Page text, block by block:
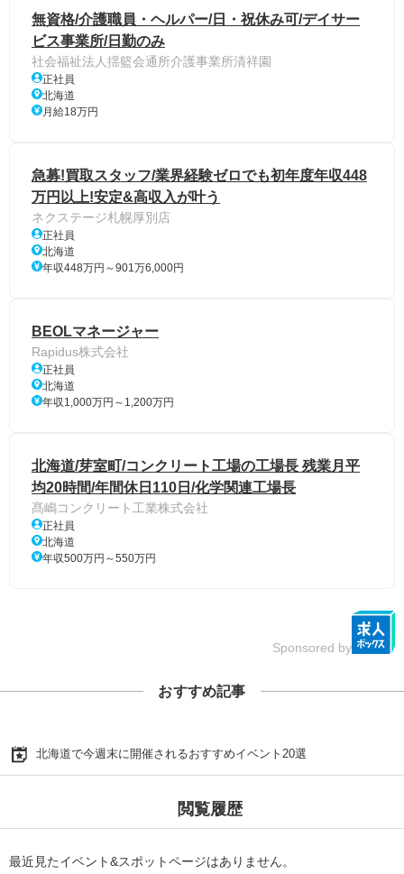
無資格/介護職員・ヘルパー/日・祝休み可/デイサー
ビス事業所/日勤のみ
社会福祉法人揺籃会通所介護事業所清祥園
正社員
北海道
月給18万円
急募!買取スタッフ/業界経験ゼロでも初年度年収448
万円以上!安定&高収入が叶う
ネクステージ札幌厚別店
正社員
北海道
年収448万円～901万6,000円
BEOLマネージャー
Rapidus株式会社
正社員
北海道
年収1,000万円～1,200万円
北海道/芽室町/コンクリート工場の工場長 残業月平
均20時間/年間休日110日/化学関連工場長
髙嶋コンクリート工業株式会社
正社員
北海道
年収500万円～550万円
Sponsored by
おすすめ記事
北海道で今週末に開催されるおすすめイベント20選
閲覧履歴
最近見たイベント&スポットページはありません。